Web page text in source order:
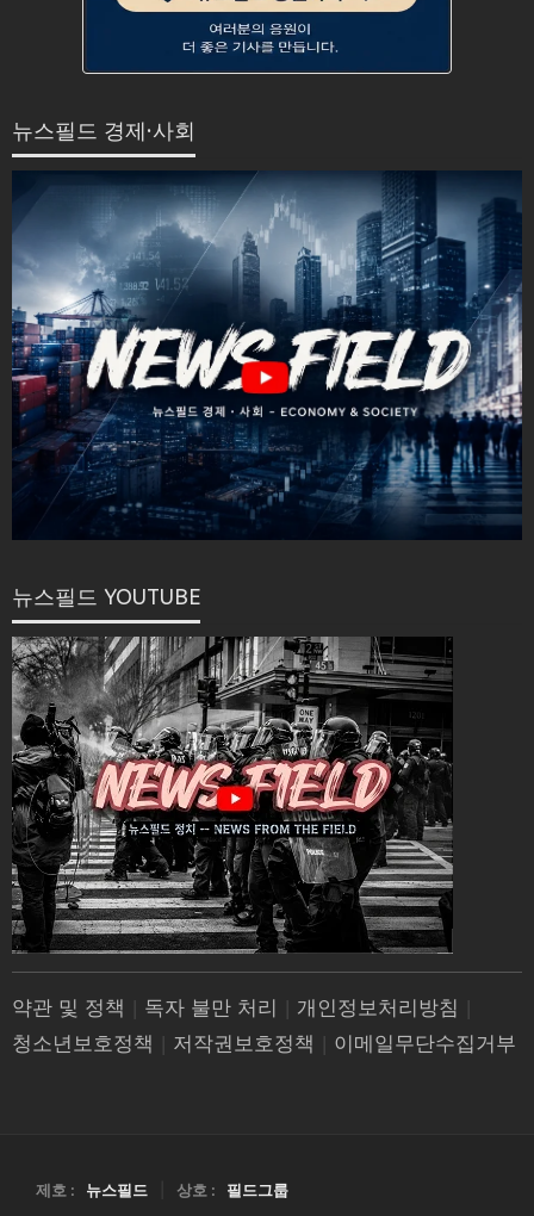
뉴스필드 경제·사회
뉴스필드 YOUTUBE
약관 및 정책 | 독자 불만 처리 | 개인정보처리방침 |
청소년보호정책 | 저작권보호정책 | 이메일무단수집거부
제호 : 뉴스필드 상호 : 필드그룹